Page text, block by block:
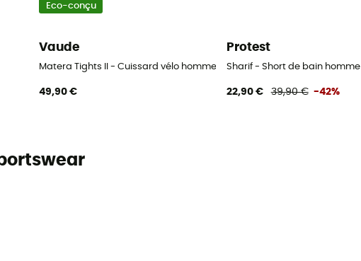
Eco-conçu
Vaude
Matera Tights II - Cuissard vélo homme
49,90 €
Protest
Sharif - Short de bain homme
22,90 € 39,90 € -42%